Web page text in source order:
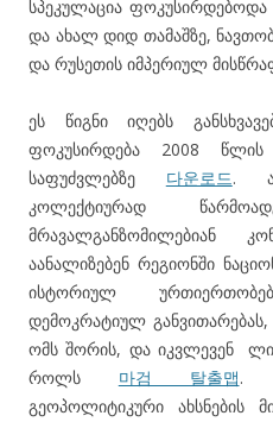
სპეკულაცია
და ახალ დიდ თამაშზე,
და რუსეთის იმპერიულ
ეს წიგნი იღებს
ფოკუსირდება 2008 წლის
საფუძვლებზე 다운로드.
კოლექტიურად
მრავალგანზომილებიან
აანალიზებენ რეგიონში
ისტორიულ
დემოკრატიულ
ომს შორის, და იკვლევენ
როლს 마검 탈출맵.
გეოპოლიტიკური ახსნების